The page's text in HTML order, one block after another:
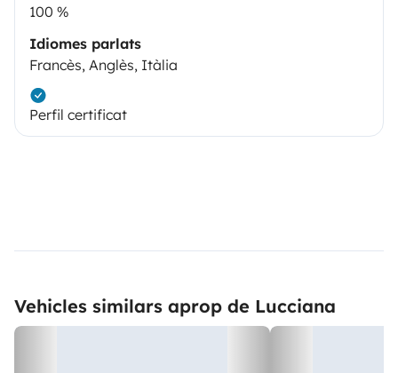
100 %
Idiomes parlats
Francès, Anglès, Itàlia
Perfil certificat
Vehicles similars aprop de Lucciana